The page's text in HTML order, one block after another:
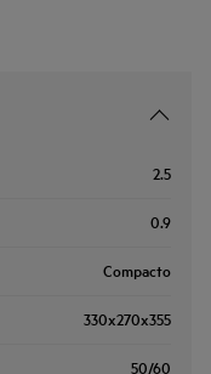
2.5
0.9
Compacto
330x270x355
50/60